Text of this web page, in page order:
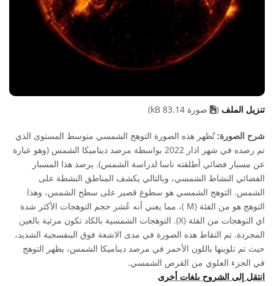
تنزيل الملف ( صورة 83.14 kB)
شرح الصورة: تُظهر هذه الصورة التوهج الشمسي متوسط المستوى الذي
تم رصده في شهر اذار 2022 بواسطة مرصد ديناميكا الشمس (وهو عبارة
عن مسبار فضائي أطلقته ناسا لدراسة الشمس). يرصد هذا المسبار
الفضائي النشاط الشمسي، وبالتالي يكشف المناطق النشطة على
الشمس. التوهج الشمسي هو سطوع قصير على سطح الشمس، وهذا
التوهج هو من الفئة (M )، مما يعني أنه عُشر حجم التوهجات الأكثر شدة
اي التوهجات من الفئة (X). التوهجات الشمسية بالكاد تكون مرئية بالعين
المجردة. تم التقاط هذه الصورة في مدى الاشعة فوق البنفسجية الشديد،
حيث تم تلوينها باللون الأحمر في مرصد ديناميكا الشمس، يظهر التوهج
في الجزء العلوي من القرص الشمسي.
انتقل إلى الشروح بلغات أخرى